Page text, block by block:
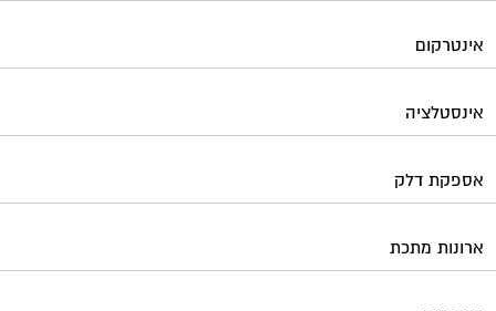
אינטרקום
אינסטלציה
אספקת דלק
ארונות מתכת